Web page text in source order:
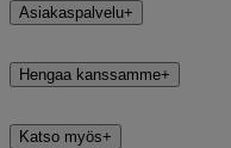
Asiakaspalvelu+
Hengaa kanssamme+
Katso myös+